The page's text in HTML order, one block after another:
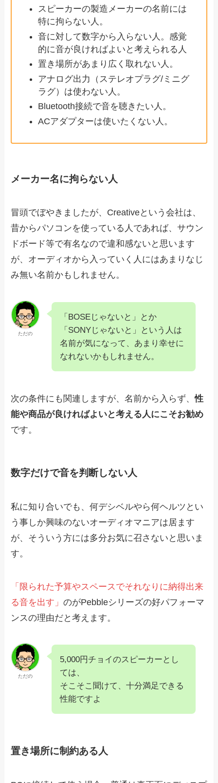
スピーカーの製造メーカーの名前には
特に拘らない人。
音に対して数字から入らない人。感覚
的に音が良ければよいと考えられる人
置き場所があまり広く取れない人。
アナログ出力（ステレオプラグ/ミニグ
ラグ）は使わない人。
Bluetooth接続で音を聴きたい人。
ACアダプターは使いたくない人。
メーカー名に拘らない人
冒頭でぼやきましたが、Creativeという会社は、
昔からパソコンを使っている人であれば、サウン
ドボード等で有名なので違和感ないと思います
が、オーディオから入っていく人にはあまりなじ
み無い名前かもしれません。
ただの
「BOSEじゃないと」とか
「SONYじゃないと」という人は
名前が気になって、あまり幸せに
なれないかもしれません。
次の条件にも関連しますが、名前から入らず、性
能や商品が良ければよいと考える人にこそお勧め
です。
数字だけで音を判断しない人
私に知り合いでも、何デシベルやら何ヘルツとい
う事しか興味のないオーディオマニアは居ます
が、そういう方には多分お気に召さないと思いま
す。
「限られた予算やスペースでそれなりに納得出来
る音を出す」のがPebbleシリーズの好パフォーマ
ンスの理由だと考えます。
ただの
5,000円チョイのスピーカーとし
ては、
そこそこ聞けて、十分満足できる
性能ですよ
置き場所に制約ある人